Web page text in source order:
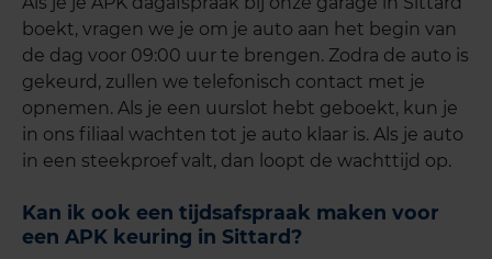
boekt, vragen we je om je auto aan het begin van
de dag voor 09:00 uur te brengen. Zodra de auto is
gekeurd, zullen we telefonisch contact met je
opnemen. Als je een uurslot hebt geboekt, kun je
in ons filiaal wachten tot je auto klaar is. Als je auto
in een steekproef valt, dan loopt de wachttijd op.
Kan ik ook een tijdsafspraak maken voor
een APK keuring in Sittard?